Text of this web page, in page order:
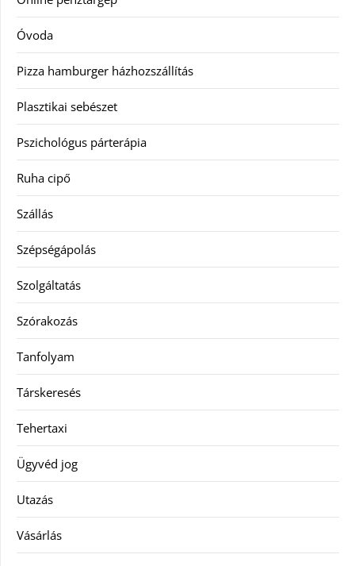
Óvoda
Pizza hamburger házhozszállítás
Plasztikai sebészet
Pszichológus párterápia
Ruha cipő
Szállás
Szépségápolás
Szolgáltatás
Szórakozás
Tanfolyam
Társkeresés
Tehertaxi
Ügyvéd jog
Utazás
Vásárlás